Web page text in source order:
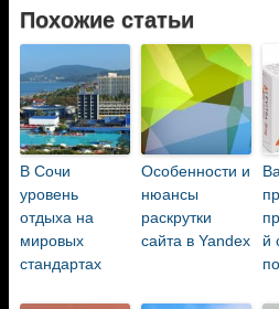
Похожие статьи
В Сочи
уровень
отдыха на
мировых
стандартах
Особенности и
нюансы
раскрутки
сайта в Yandex
й